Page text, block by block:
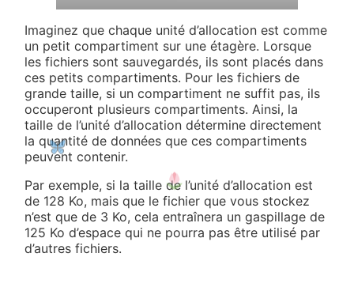
Imaginez que chaque unité d’allocation est comme
un petit compartiment sur une étagère. Lorsque
les fichiers sont sauvegardés, ils sont placés dans
ces petits compartiments. Pour les fichiers de
grande taille, si un compartiment ne suffit pas, ils
occuperont plusieurs compartiments. Ainsi, la
taille de l’unité d’allocation détermine directement
la quantité de données que ces compartiments
peuvent contenir.
Par exemple, si la taille de l’unité d’allocation est
de 128 Ko, mais que le fichier que vous stockez
n’est que de 3 Ko, cela entraînera un gaspillage de
125 Ko d’espace qui ne pourra pas être utilisé par
d’autres fichiers.